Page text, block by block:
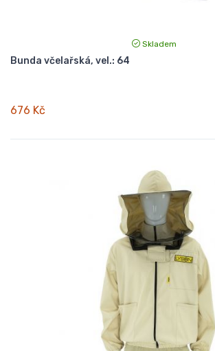
Skladem
Bunda včelařská, vel.: 64
676 Kč